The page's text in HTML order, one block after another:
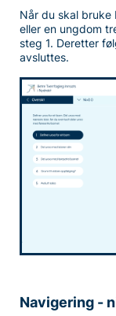
Når du skal bruke
eller en ungdom
steg 1. Deretter
avsluttes.
Navigering -